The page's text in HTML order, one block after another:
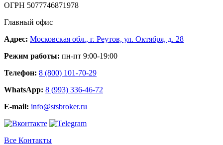
ОГРН 5077746871978
Главный офис
Адрес: Московская обл., г. Реутов, ул. Октября, д. 28
Режим работы: пн-пт 9:00-19:00
Телефон: 8 (800) 101-70-29
WhatsApp: 8 (993) 336-46-72
E-mail: info@stsbroker.ru
Все Контакты